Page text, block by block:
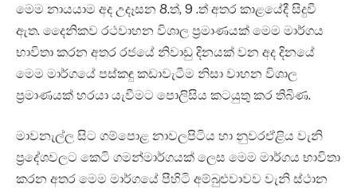
මෙම නායයාම අද උදෑසන 8.ත්, 9 .ත් අතර කාළයේදී සිදුවී
ඇත. දෛනිකව රථවාහන විශාල ප්‍රමාණයක් මෙම මාර්ගය
භාවිතා කරන අතර රජයේ නිවාඩු දිනයක් වන අද දිනයේ
මෙම මාර්ගයේ පස්කඳු කඩාවැටීම නිසා වාහන විශාල
ප්‍රමාණයක් හරයා යැවීමට පොලිසිය කටයුතු කර තිබිණ.
මාවනැල්ල සිට ගම්පොළ නාවලපිටිය හා නුවරඒළිය වැනි
ප්‍රදේශවලට කෙටි ගමන්මාර්ගයක් ලෙස මෙම මාර්ගය භාවිතා
කරන අතර මෙම මාර්ග‌යේ පීහිටි අම්බුළුවාවව වැනි ස්ථාන